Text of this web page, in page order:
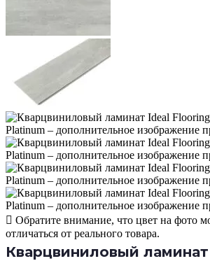
Обратите внимание, что цвет на фото
отличаться от реального товара.
Кварцвиниловый